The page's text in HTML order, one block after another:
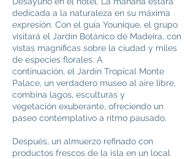
dedicada a la naturaleza en su máxima
expresión. Con el guía Younique, el grupo
visitará el Jardín Botánico de Madeira, con
vistas magníficas sobre la ciudad y miles
de especies florales. A
continuación, el Jardín Tropical Monte
Palace, un verdadero museo al aire libre,
combina lagos, esculturas y
vegetación exuberante, ofreciendo un
paseo contemplativo a ritmo pausado.
Después, un almuerzo refinado con
productos frescos de la isla en un local